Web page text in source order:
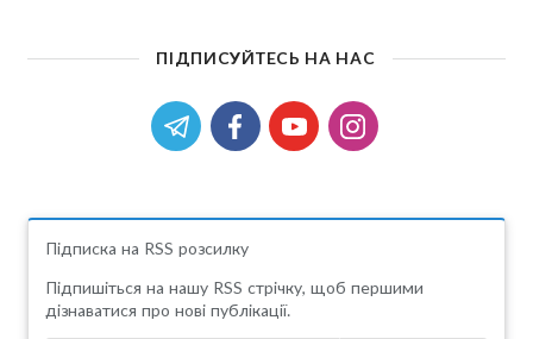
ПІДПИСУЙТЕСЬ НА НАС
Підписка на RSS розсилку
Підпишіться на нашу RSS стрічку, щоб першими
дізнаватися про нові публікації.